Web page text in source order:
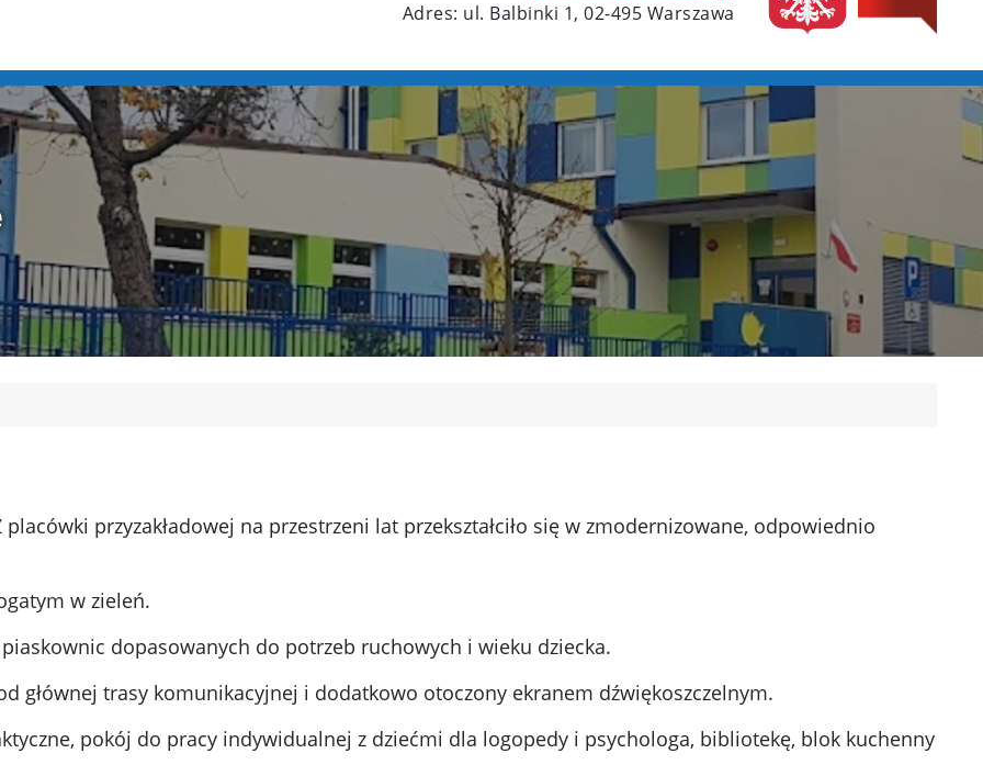
Adres: ul. Balbinki 1, 02-495 Warszawa
przyzakładowej na przestrzeni lat przekształciło się w zmodernizowane, odpowiednio
w zieleń.
dopasowanych do potrzeb ruchowych i wieku dziecka.
głównej trasy komunikacyjnej i dodatkowo otoczony ekranem dźwiękoszczelnym.
pokój do pracy indywidualnej z dziećmi dla logopedy i psychologa, bibliotekę, blok kuchenny